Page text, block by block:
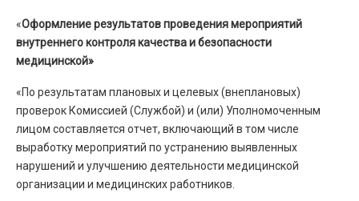
«Оформление результатов проведения мероприятий
внутреннего контроля качества и безопасности
медицинской»
«По результатам плановых и целевых (внеплановых)
проверок Комиссией (Службой) и (или) Уполномоченным
лицом составляется отчет, включающий в том числе
выработку мероприятий по устранению выявленных
нарушений и улучшению деятельности медицинской
организации и медицинских работников.